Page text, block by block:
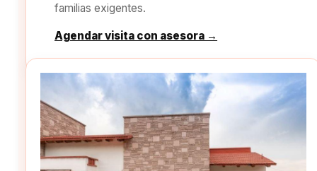
familias exigentes.
Agendar visita con asesora →